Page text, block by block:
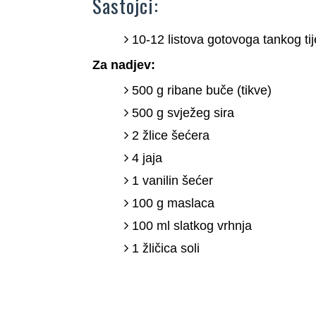
Sastojci:
10-12 listova gotovoga tankog
Za nadjev:
500 g ribane buče (tikve)
500 g svježeg sira
2 žlice šećera
4 jaja
1 vanilin šećer
100 g maslaca
100 ml slatkog vrhnja
1 žličica soli